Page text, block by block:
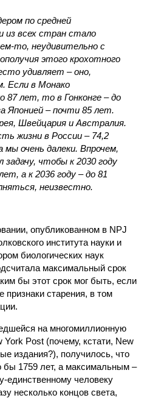
по средней
из всех стран стало
то, неудивительно с
этого крохотного
удивляет – оно,
Если в Монако
лет, то в Гонконге – до
Японией – почти 85 лет.
Швейцария и Австралия.
жизни в России – 74,2
мы очень далеки. Впрочем,
чтобы к 2030 году
а к 2036 году – до 81
неизвестно.
опубликованном в NPJ
института науки и
биологических наук
максимальный срок
бы этот срок мог быть, если
признаки старения, в том
на многомиллионную
Post (почему, кстати, New
издания?), получилось, что
1759 лет, а максимальным –
единственному человеку
несколько концов света,